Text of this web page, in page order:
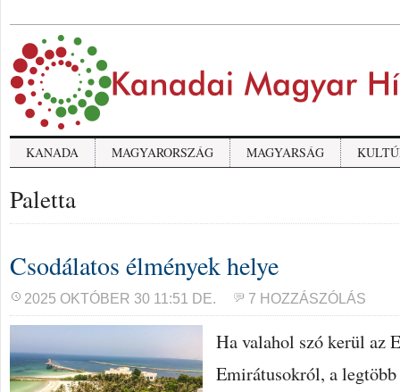
KANADA MAGYARORSZÁG MAGYARSÁG
Paletta
Csodálatos élmények helye
2025 OKTÓBER 30 11:51 DE. 7 HOZZÁSZÓLÁS
Ha valahol szó kerül az
Emirátusokról, a